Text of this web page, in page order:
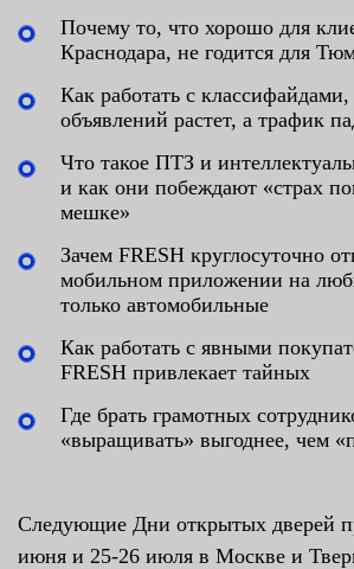
Почему то, что хорошо для
Краснодара, не годится для
Как работать с классифайдами,
объявлений растет, а трафик
Что такое ПТЗ и
и как они побеждают «страх
мешке»
Зачем FRESH круглосуточно
мобильном приложении на
только автомобильные
Как работать с явными
FRESH привлекает тайных
Где брать грамотных
«выращивать» выгоднее, чем
Следующие Дни открытых дверей
июня и 25-26 июля в Москве и